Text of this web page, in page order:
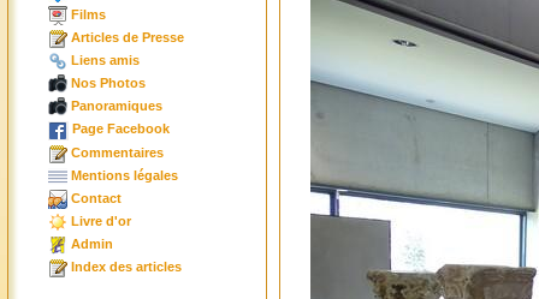
Films
Articles de Presse
Liens amis
Nos Photos
Panoramiques
Page Facebook
Commentaires
Mentions légales
Contact
Livre d'or
Admin
Index des articles